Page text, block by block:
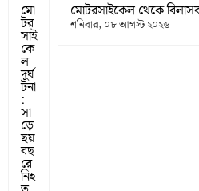
মো
টর
সাই
কে
ল
দুর্ঘ
টনা
:
সা
ড়ে
ছয়
বছ
রে
নিহ
মোটরসাইকেল থেকে
শনিবার, ০৮ আগস্ট ২০২৬